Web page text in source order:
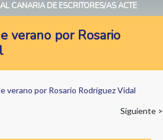
CANARIA DE ESCRITORES/AS ACTE
verano por Rosario
verano por Rosario Rodríguez Vidal
Siguiente >